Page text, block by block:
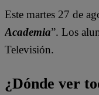
Este martes 27 de
Academia”. Los
Televisión.
¿Dónde ver